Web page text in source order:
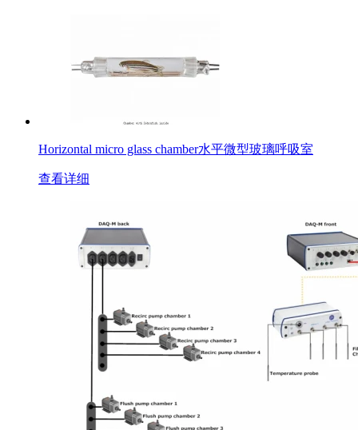
Horizontal micro glass chamber水平微型玻璃呼吸室
查看详细